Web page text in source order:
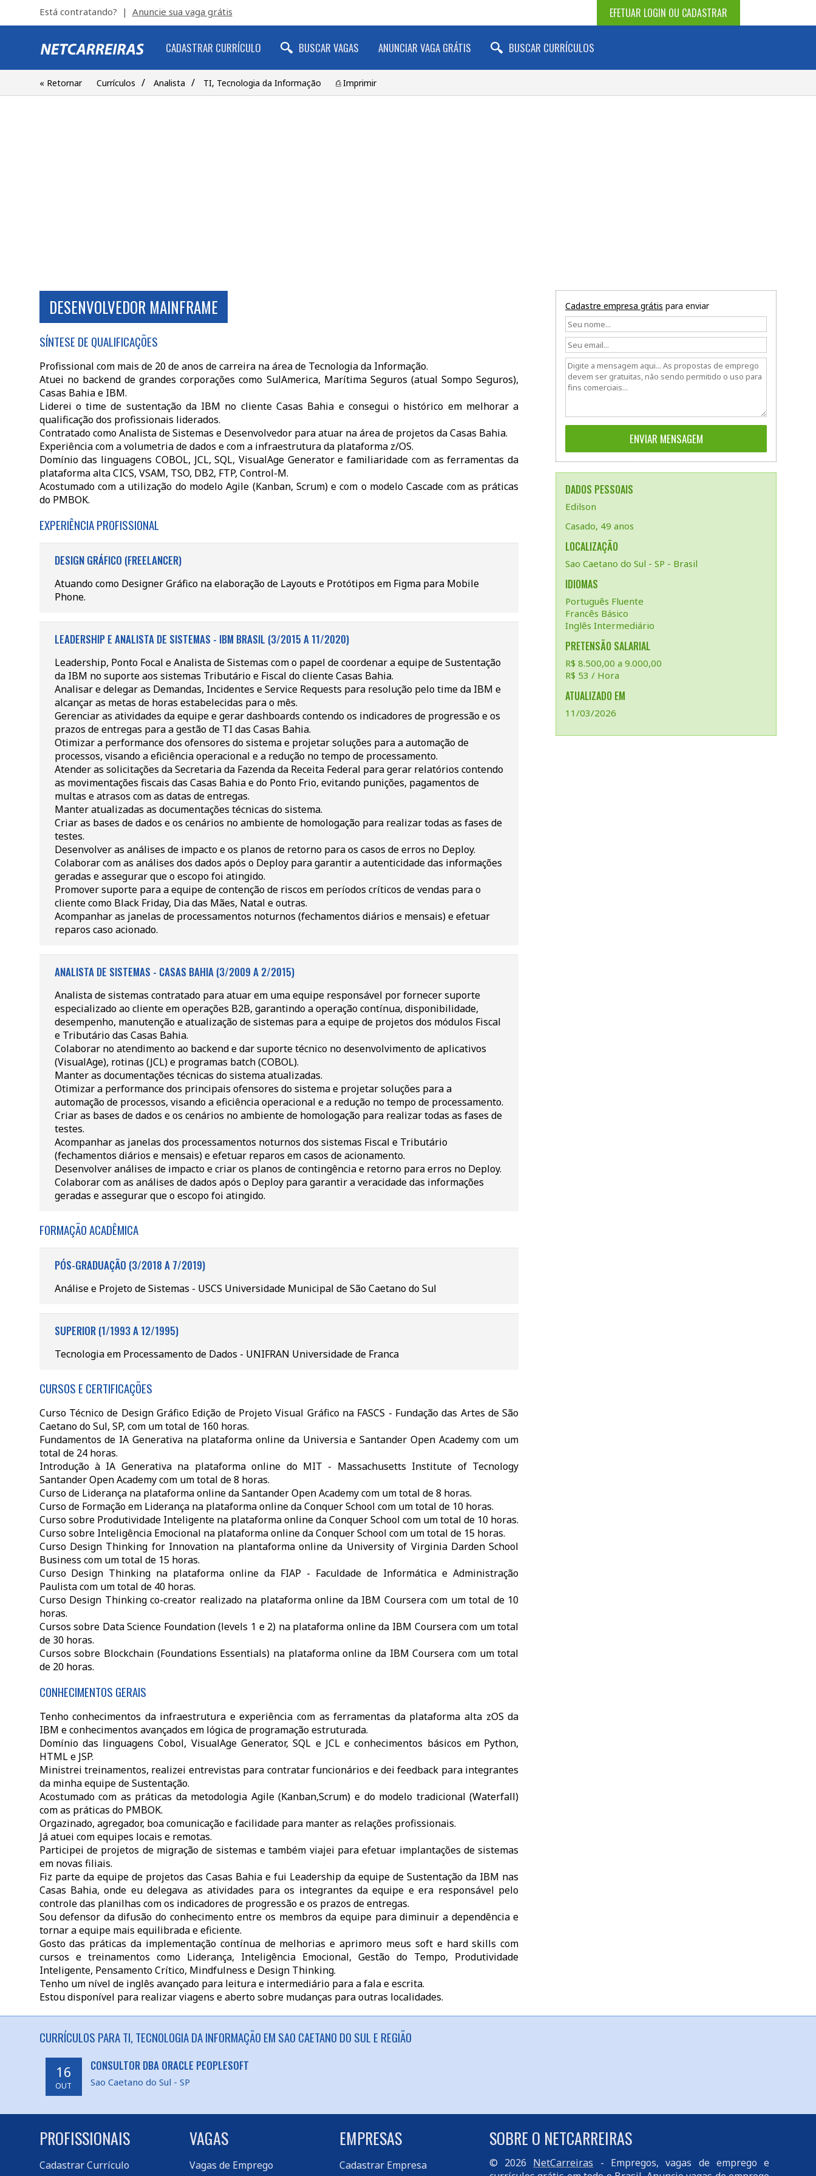
EFETUAR LOGIN OU CADASTRAR
Está contratando? | Anuncie sua vaga grátis
CADASTRAR CURRÍCULO BUSCAR VAGAS ANUNCIAR VAGA GRÁTIS BUSCAR CURRÍCULOS
« Retornar Currículos / Analista / TI, Tecnologia da Informação ⎙ Imprimir
Cadastre empresa grátis para enviar
DADOS PESSOAIS
Edilson
Casado, 49 anos
LOCALIZAÇÃO
Sao Caetano do Sul - SP - Brasil
IDIOMAS
Português Fluente
Francês Básico
Inglês Intermediário
PRETENSÃO SALARIAL
R$ 8.500,00 a 9.000,00
R$ 53 / Hora
ATUALIZADO EM
11/03/2026
DESENVOLVEDOR MAINFRAME
SÍNTESE DE QUALIFICAÇÕES
Profissional com mais de 20 de anos de carreira na área de Tecnologia da Informação.
Atuei no backend de grandes corporações como SulAmerica, Marítima Seguros (atual Sompo Seguros),
Casas Bahia e IBM.
Liderei o time de sustentação da IBM no cliente Casas Bahia e consegui o histórico em melhorar a
qualificação dos profissionais liderados.
Contratado como Analista de Sistemas e Desenvolvedor para atuar na área de projetos da Casas Bahia.
Experiência com a volumetria de dados e com a infraestrutura da plataforma z/OS.
Domínio das linguagens COBOL, JCL, SQL, VisualAge Generator e familiaridade com as ferramentas da
plataforma alta CICS, VSAM, TSO, DB2, FTP, Control-M.
Acostumado com a utilização do modelo Agile (Kanban, Scrum) e com o modelo Cascade com as práticas
do PMBOK.
EXPERIÊNCIA PROFISSIONAL
DESIGN GRÁFICO (FREELANCER)
Atuando como Designer Gráfico na elaboração de Layouts e Protótipos em Figma para Mobile
Phone.
LEADERSHIP E ANALISTA DE SISTEMAS - IBM BRASIL (3/2015 A 11/2020)
Leadership, Ponto Focal e Analista de Sistemas com o papel de coordenar a equipe de Sustentação
da IBM no suporte aos sistemas Tributário e Fiscal do cliente Casas Bahia.
Analisar e delegar as Demandas, Incidentes e Service Requests para resolução pelo time da IBM e
alcançar as metas de horas estabelecidas para o mês.
Gerenciar as atividades da equipe e gerar dashboards contendo os indicadores de progressão e os
prazos de entregas para a gestão de TI das Casas Bahia.
Otimizar a performance dos ofensores do sistema e projetar soluções para a automação de
processos, visando a eficiência operacional e a redução no tempo de processamento.
Atender as solicitações da Secretaria da Fazenda da Receita Federal para gerar relatórios contendo
as movimentações fiscais das Casas Bahia e do Ponto Frio, evitando punições, pagamentos de
multas e atrasos com as datas de entregas.
Manter atualizadas as documentações técnicas do sistema.
Criar as bases de dados e os cenários no ambiente de homologação para realizar todas as fases de
testes.
Desenvolver as análises de impacto e os planos de retorno para os casos de erros no Deploy.
Colaborar com as análises dos dados após o Deploy para garantir a autenticidade das informações
geradas e assegurar que o escopo foi atingido.
Promover suporte para a equipe de contenção de riscos em períodos críticos de vendas para o
cliente como Black Friday, Dia das Mães, Natal e outras.
Acompanhar as janelas de processamentos noturnos (fechamentos diários e mensais) e efetuar
reparos caso acionado.
ANALISTA DE SISTEMAS - CASAS BAHIA (3/2009 A 2/2015)
Analista de sistemas contratado para atuar em uma equipe responsável por fornecer suporte
especializado ao cliente em operações B2B, garantindo a operação contínua, disponibilidade,
desempenho, manutenção e atualização de sistemas para a equipe de projetos dos módulos Fiscal
e Tributário das Casas Bahia.
Colaborar no atendimento ao backend e dar suporte técnico no desenvolvimento de aplicativos
(VisualAge), rotinas (JCL) e programas batch (COBOL).
Manter as documentações técnicas do sistema atualizadas.
Otimizar a performance dos principais ofensores do sistema e projetar soluções para a
automação de processos, visando a eficiência operacional e a redução no tempo de processamento.
Criar as bases de dados e os cenários no ambiente de homologação para realizar todas as fases de
testes.
Acompanhar as janelas dos processamentos noturnos dos sistemas Fiscal e Tributário
(fechamentos diários e mensais) e efetuar reparos em casos de acionamento.
Desenvolver análises de impacto e criar os planos de contingência e retorno para erros no Deploy.
Colaborar com as análises de dados após o Deploy para garantir a veracidade das informações
geradas e assegurar que o escopo foi atingido.
FORMAÇÃO ACADÊMICA
PÓS-GRADUAÇÃO (3/2018 A 7/2019)
Análise e Projeto de Sistemas - USCS Universidade Municipal de São Caetano do Sul
SUPERIOR (1/1993 A 12/1995)
Tecnologia em Processamento de Dados - UNIFRAN Universidade de Franca
CURSOS E CERTIFICAÇÕES
Curso Técnico de Design Gráfico Edição de Projeto Visual Gráfico na FASCS - Fundação das Artes de São
Caetano do Sul, SP, com um total de 160 horas.
Fundamentos de IA Generativa na plataforma online da Universia e Santander Open Academy com um
total de 24 horas.
Introdução à IA Generativa na plataforma online do MIT - Massachusetts Institute of Tecnology
Santander Open Academy com um total de 8 horas.
Curso de Liderança na plataforma online da Santander Open Academy com um total de 8 horas.
Curso de Formação em Liderança na plataforma online da Conquer School com um total de 10 horas.
Curso sobre Produtividade Inteligente na plataforma online da Conquer School com um total de 10 horas.
Curso sobre Inteligência Emocional na plataforma online da Conquer School com um total de 15 horas.
Curso Design Thinking for Innovation na plantaforma online da University of Virginia Darden School
Business com um total de 15 horas.
Curso Design Thinking na plataforma online da FIAP - Faculdade de Informática e Administração
Paulista com um total de 40 horas.
Curso Design Thinking co-creator realizado na plataforma online da IBM Coursera com um total de 10
horas.
Cursos sobre Data Science Foundation (levels 1 e 2) na plataforma online da IBM Coursera com um total
de 30 horas.
Cursos sobre Blockchain (Foundations Essentials) na plataforma online da IBM Coursera com um total
de 20 horas.
CONHECIMENTOS GERAIS
Tenho conhecimentos da infraestrutura e experiência com as ferramentas da plataforma alta zOS da
IBM e conhecimentos avançados em lógica de programação estruturada.
Domínio das linguagens Cobol, VisualAge Generator, SQL e JCL e conhecimentos básicos em Python,
HTML e JSP.
Ministrei treinamentos, realizei entrevistas para contratar funcionários e dei feedback para integrantes
da minha equipe de Sustentação.
Acostumado com as práticas da metodologia Agile (Kanban,Scrum) e do modelo tradicional (Waterfall)
com as práticas do PMBOK.
Orgazinado, agregador, boa comunicação e facilidade para manter as relações profissionais.
Já atuei com equipes locais e remotas.
Participei de projetos de migração de sistemas e também viajei para efetuar implantações de sistemas
em novas filiais.
Fiz parte da equipe de projetos das Casas Bahia e fui Leadership da equipe de Sustentação da IBM nas
Casas Bahia, onde eu delegava as atividades para os integrantes da equipe e era responsável pelo
controle das planilhas com os indicadores de progressão e os prazos de entregas.
Sou defensor da difusão do conhecimento entre os membros da equipe para diminuir a dependência e
tornar a equipe mais equilibrada e eficiente.
Gosto das práticas da implementação contínua de melhorias e aprimoro meus soft e hard skills com
cursos e treinamentos como Liderança, Inteligência Emocional, Gestão do Tempo, Produtividade
Inteligente, Pensamento Crítico, Mindfulness e Design Thinking.
Tenho um nível de inglês avançado para leitura e intermediário para a fala e escrita.
Estou disponível para realizar viagens e aberto sobre mudanças para outras localidades.
CURRÍCULOS PARA TI, TECNOLOGIA DA INFORMAÇÃO EM SAO CAETANO DO SUL E REGIÃO
16
OUT
CONSULTOR DBA ORACLE PEOPLESOFT
Sao Caetano do Sul - SP
PROFISSIONAIS
Cadastrar Currículo
VAGAS
Vagas de Emprego
EMPRESAS
Cadastrar Empresa
SOBRE O NETCARREIRAS
© 2026 NetCarreiras - Empregos, vagas de emprego e